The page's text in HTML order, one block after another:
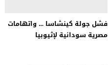
فشل جولة كينشاسا … واتهامات
مصرية سودانية لإثيوبيا